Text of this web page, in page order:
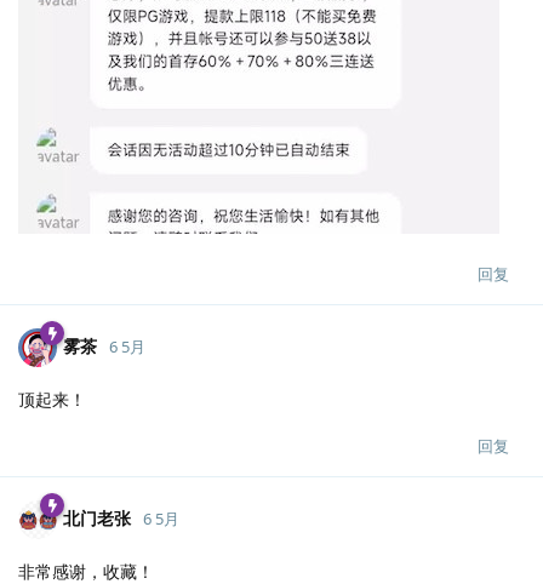
回复
雾茶 6 5月
顶起来！
回复
北门老张 6 5月
非常感谢，收藏！